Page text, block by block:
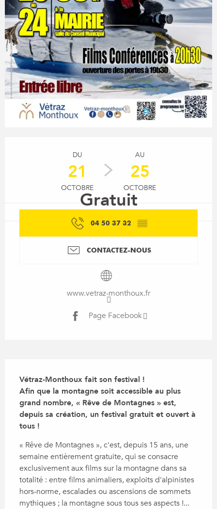
DU
21
OCTOBRE
AU
25
OCTOBRE
Gratuit
04 50 37 32 ▒▒
CONTACTEZ-NOUS
www.vetraz-monthoux.fr
Page Facebook
Vétraz-Monthoux fait son festival !
Afin que la montagne soit accessible au plus
grand nombre, « Rêve de Montagnes » est,
depuis sa création, un festival gratuit et ouvert à
tous !
« Rêve de Montagnes », c'est, depuis 15 ans, une
semaine entièrement gratuite, qui se consacre
exclusivement aux films sur la montagne dans sa
totalité : entre films animaliers, exploits d'alpinistes
hors-norme, escalades ou ascensions de sommets
mythiques ; la montagne sous tous ses aspects !...